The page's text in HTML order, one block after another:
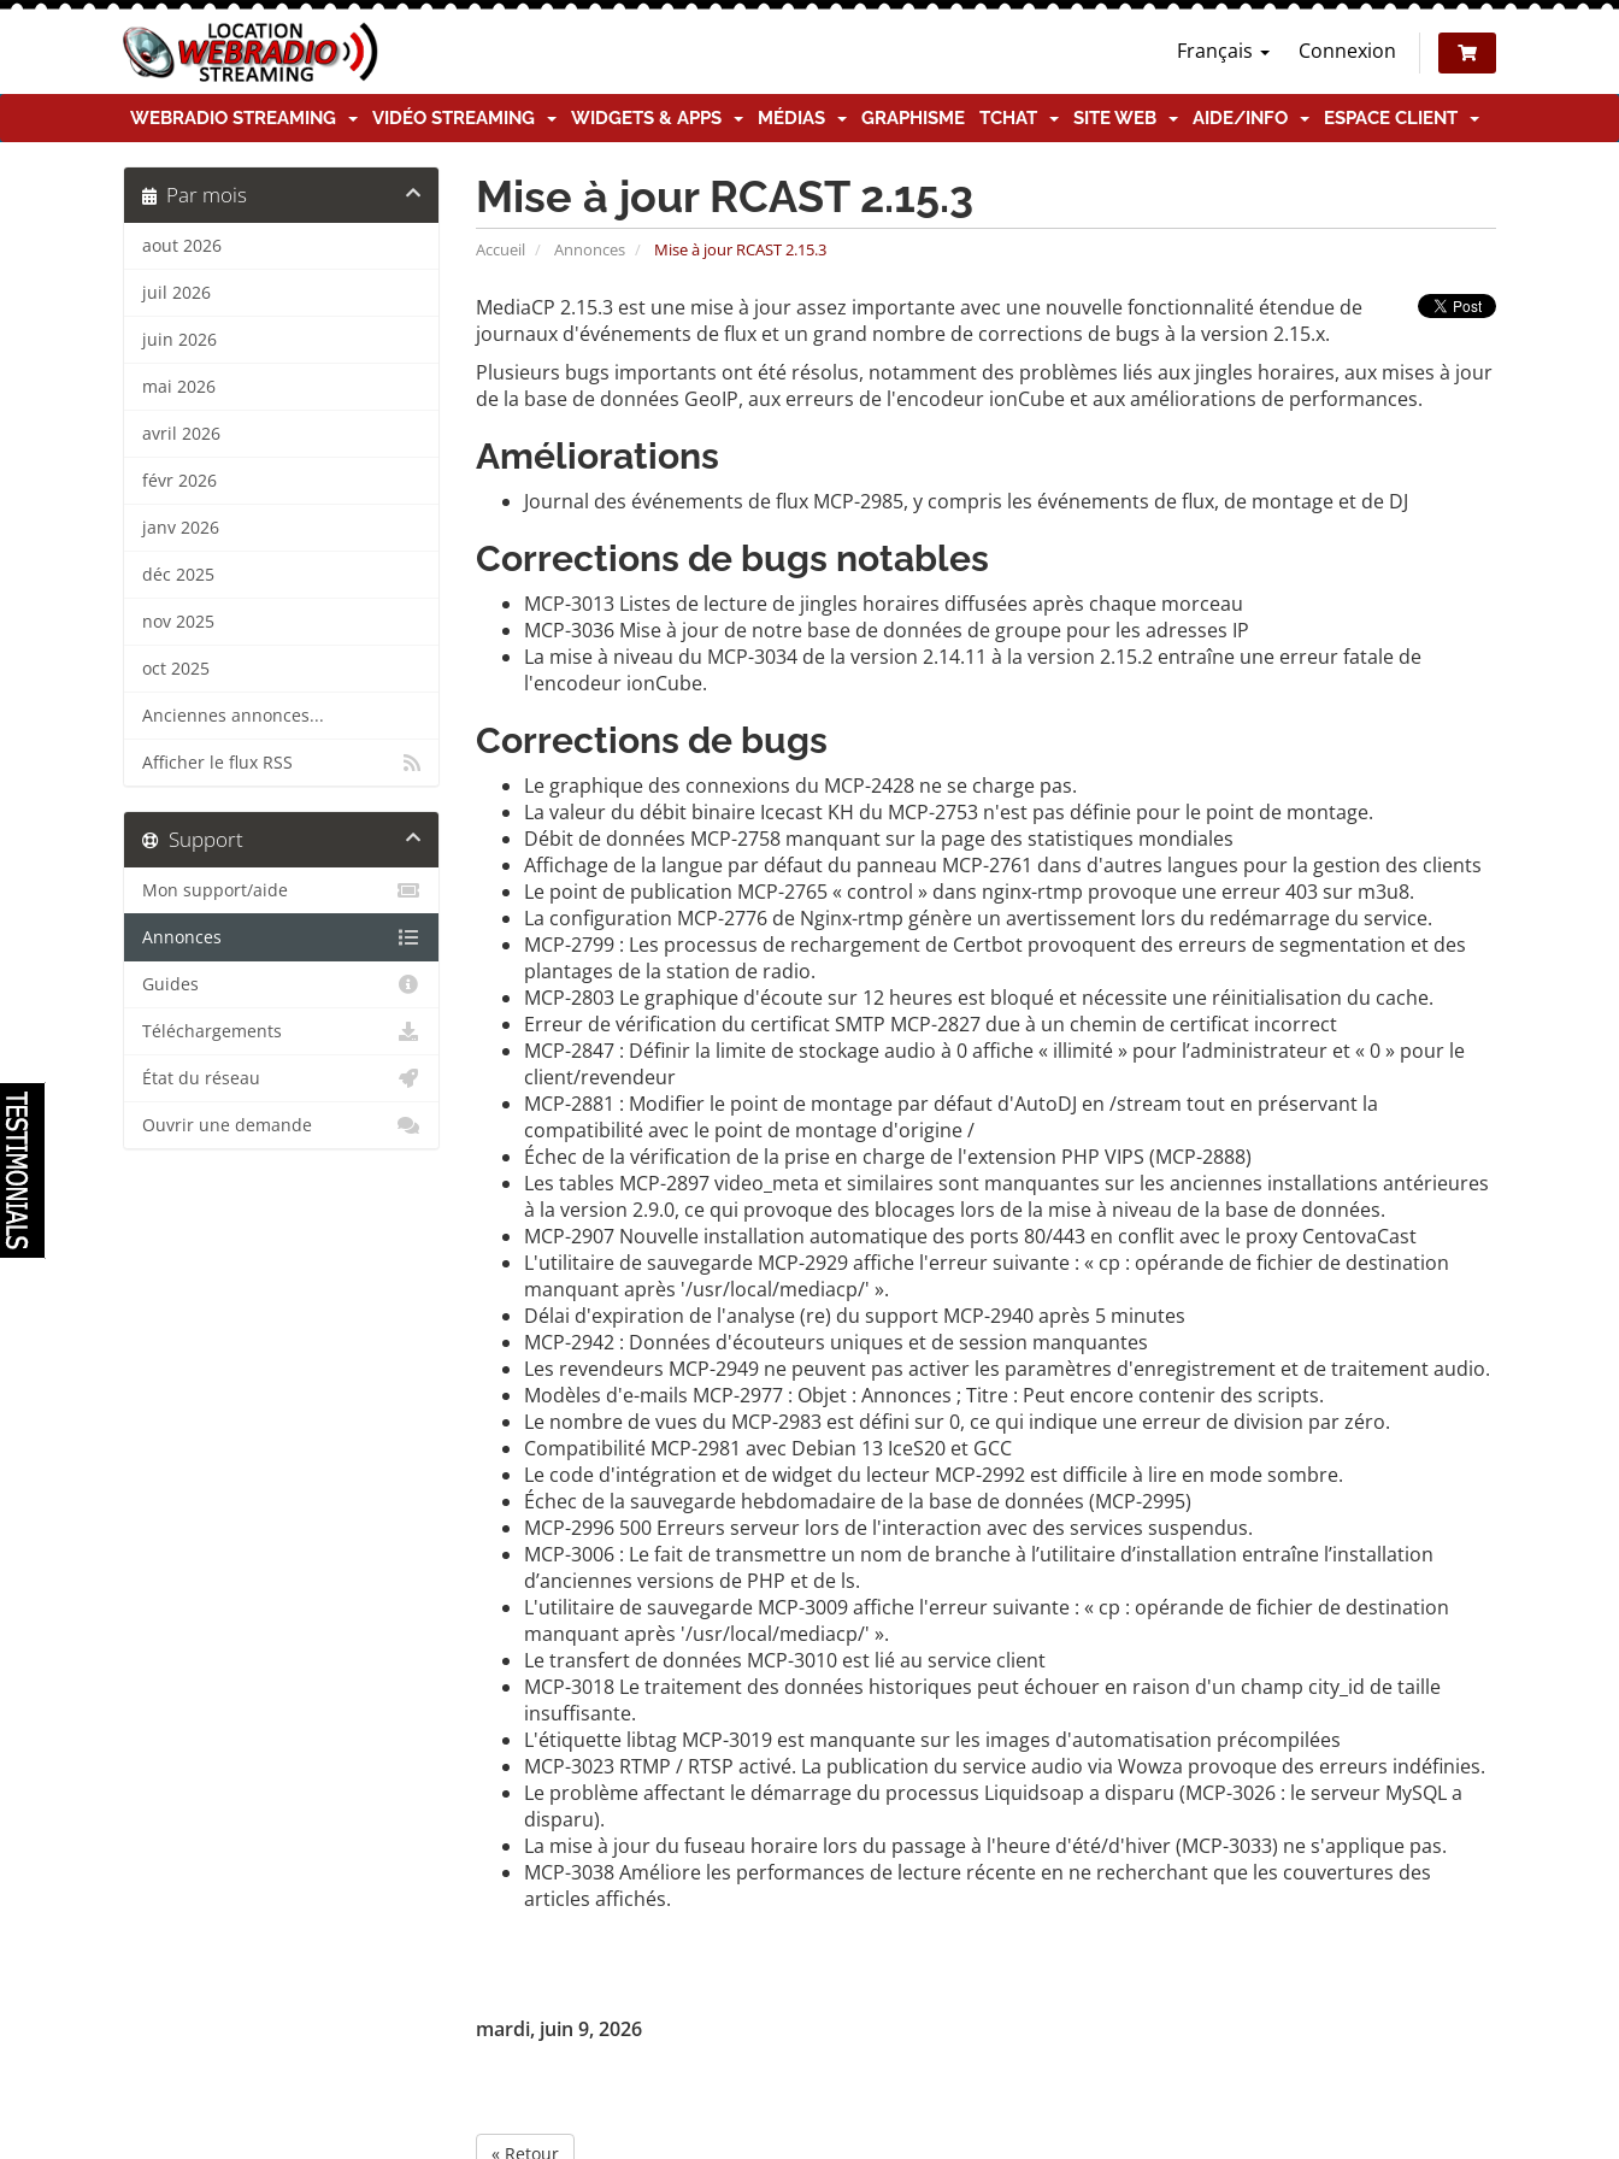
Français Connexion
WEBRADIO STREAMING VIDÉO STREAMING WIDGETS & APPS MÉDIAS GRAPHISME TCHAT SITE WEB AIDE/INFO ESPACE CLIENT
Mise à jour RCAST 2.15.3
Accueil Annonces Mise à jour RCAST 2.15.3
Par mois
aout 2026
juil 2026
juin 2026
mai 2026
avril 2026
févr 2026
janv 2026
déc 2025
nov 2025
oct 2025
Anciennes annonces...
Afficher le flux RSS
MediaCP 2.15.3 est une mise à jour assez importante avec une nouvelle fonctionnalité étendue de
journaux d'événements de flux et un grand nombre de corrections de bugs à la version 2.15.x.
Plusieurs bugs importants ont été résolus, notamment des problèmes liés aux jingles horaires, aux mises à jour
de la base de données GeoIP, aux erreurs de l'encodeur ionCube et aux améliorations de performances.
Améliorations
Journal des événements de flux MCP-2985, y compris les événements de flux, de montage et de DJ
Corrections de bugs notables
MCP-3013 Listes de lecture de jingles horaires diffusées après chaque morceau
MCP-3036 Mise à jour de notre base de données de groupe pour les adresses IP
La mise à niveau du MCP-3034 de la version 2.14.11 à la version 2.15.2 entraîne une erreur fatale de
l'encodeur ionCube.
Corrections de bugs
Le graphique des connexions du MCP-2428 ne se charge pas.
La valeur du débit binaire Icecast KH du MCP-2753 n'est pas définie pour le point de montage.
Débit de données MCP-2758 manquant sur la page des statistiques mondiales
Affichage de la langue par défaut du panneau MCP-2761 dans d'autres langues pour la gestion des clients
Le point de publication MCP-2765 « control » dans nginx-rtmp provoque une erreur 403 sur m3u8.
La configuration MCP-2776 de Nginx-rtmp génère un avertissement lors du redémarrage du service.
MCP-2799 : Les processus de rechargement de Certbot provoquent des erreurs de segmentation et des
plantages de la station de radio.
MCP-2803 Le graphique d'écoute sur 12 heures est bloqué et nécessite une réinitialisation du cache.
Erreur de vérification du certificat SMTP MCP-2827 due à un chemin de certificat incorrect
MCP-2847 : Définir la limite de stockage audio à 0 affiche « illimité » pour l’administrateur et « 0 » pour le
client/revendeur
MCP-2881 : Modifier le point de montage par défaut d'AutoDJ en /stream tout en préservant la
compatibilité avec le point de montage d'origine /
Échec de la vérification de la prise en charge de l'extension PHP VIPS (MCP-2888)
Les tables MCP-2897 video_meta et similaires sont manquantes sur les anciennes installations antérieures
à la version 2.9.0, ce qui provoque des blocages lors de la mise à niveau de la base de données.
MCP-2907 Nouvelle installation automatique des ports 80/443 en conflit avec le proxy CentovaCast
L'utilitaire de sauvegarde MCP-2929 affiche l'erreur suivante : « cp : opérande de fichier de destination
manquant après '/usr/local/mediacp/' ».
Délai d'expiration de l'analyse (re) du support MCP-2940 après 5 minutes
MCP-2942 : Données d'écouteurs uniques et de session manquantes
Les revendeurs MCP-2949 ne peuvent pas activer les paramètres d'enregistrement et de traitement audio.
Modèles d'e-mails MCP-2977 : Objet : Annonces ; Titre : Peut encore contenir des scripts.
Le nombre de vues du MCP-2983 est défini sur 0, ce qui indique une erreur de division par zéro.
Compatibilité MCP-2981 avec Debian 13 IceS20 et GCC
Le code d'intégration et de widget du lecteur MCP-2992 est difficile à lire en mode sombre.
Échec de la sauvegarde hebdomadaire de la base de données (MCP-2995)
MCP-2996 500 Erreurs serveur lors de l'interaction avec des services suspendus.
MCP-3006 : Le fait de transmettre un nom de branche à l’utilitaire d’installation entraîne l’installation
d’anciennes versions de PHP et de ls.
L'utilitaire de sauvegarde MCP-3009 affiche l'erreur suivante : « cp : opérande de fichier de destination
manquant après '/usr/local/mediacp/' ».
Le transfert de données MCP-3010 est lié au service client
MCP-3018 Le traitement des données historiques peut échouer en raison d'un champ city_id de taille
insuffisante.
L'étiquette libtag MCP-3019 est manquante sur les images d'automatisation précompilées
MCP-3023 RTMP / RTSP activé. La publication du service audio via Wowza provoque des erreurs indéfinies.
Le problème affectant le démarrage du processus Liquidsoap a disparu (MCP-3026 : le serveur MySQL a
disparu).
La mise à jour du fuseau horaire lors du passage à l'heure d'été/d'hiver (MCP-3033) ne s'applique pas.
MCP-3038 Améliore les performances de lecture récente en ne recherchant que les couvertures des
articles affichés.
mardi, juin 9, 2026
« Retour
Support
Mon support/aide
Annonces
Guides
Téléchargements
État du réseau
Ouvrir une demande